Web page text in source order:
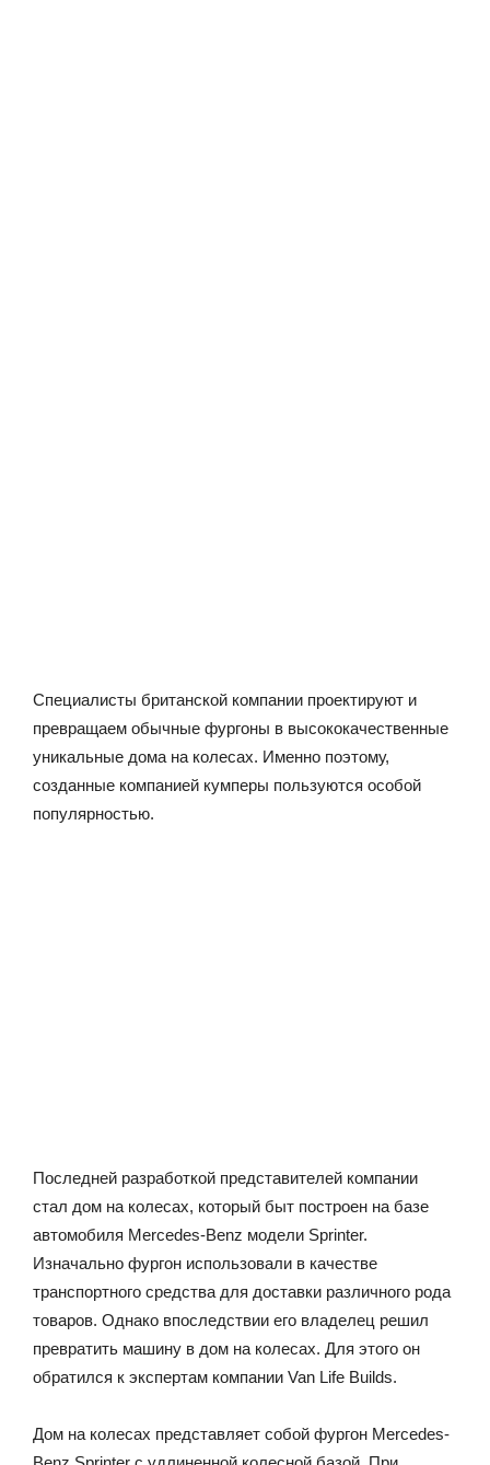
Специалисты британской компании проектируют и
превращаем обычные фургоны в высококачественные
уникальные дома на колесах. Именно поэтому,
созданные компанией кумперы пользуются особой
популярностью.
Последней разработкой представителей компании
стал дом на колесах, который быт построен на базе
автомобиля Mercedes-Benz модели Sprinter.
Изначально фургон использовали в качестве
транспортного средства для доставки различного рода
товаров. Однако впоследствии его владелец решил
превратить машину в дом на колесах. Для этого он
обратился к экспертам компании Van Life Builds.
Дом на колесах представляет собой фургон Mercedes-